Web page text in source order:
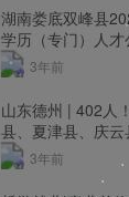
湖南娄底双峰县
学历（专门）人才
3年前
山东德州 | 402人
县、夏津县、庆
人才公告汇总
3年前